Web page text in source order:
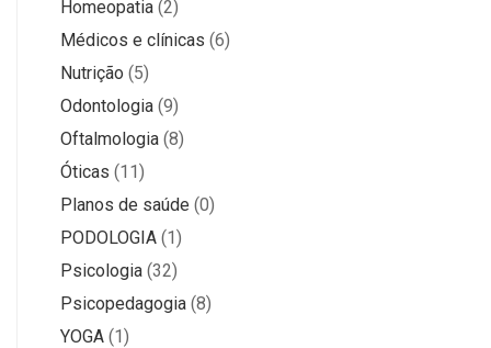
Homeopatia (2)
Médicos e clínicas (6)
Nutrição (5)
Odontologia (9)
Oftalmologia (8)
Óticas (11)
Planos de saúde (0)
PODOLOGIA (1)
Psicologia (32)
Psicopedagogia (8)
YOGA (1)